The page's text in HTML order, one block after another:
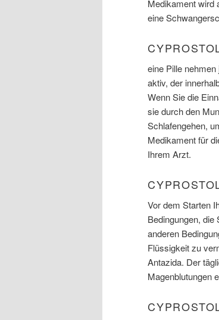
Medikament wird
eine
eine Pille
aktiv, der
Wenn Sie die
sie durch den
Schlafengehen,
Medikament für
Ihrem Arzt.
Vor dem Starten
Bedingungen,
anderen
Flüssigkeit zu
Antazida. Der
Magenblutungen